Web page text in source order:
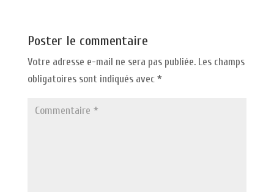
Poster le commentaire
Votre adresse e-mail ne sera pas publiée. Les champs
obligatoires sont indiqués avec *